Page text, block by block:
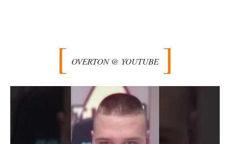
warum KI wie agiert." - Das…
vor 7 Stunden zu:
Statt Dunkelflaute eher Hitze-Blackout wegen
@Theo Noestonto: Sind Sie jetzt hier der Forums-Schiedsrichter und
entscheiden, was "faktenfrei" ist??
vor 10 Stunden zu:
Die Araber und die Shoah
Ihr Kommentar ist ja just genau so einseitig, wie Sie es Zuckermann hier
OVERTON @ YOUTUBE